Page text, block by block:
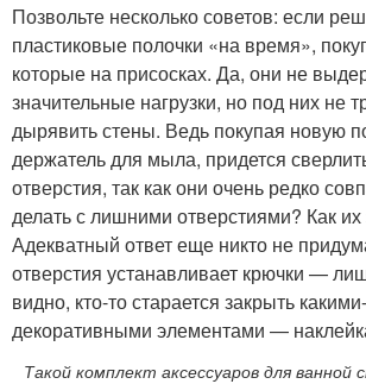
Позвольте несколько советов: если
пластиковые полочки «на время»,
которые на присосках. Да, они не
значительные нагрузки, но под них не
дырявить стены. Ведь покупая новую
держатель для мыла, придется
отверстия, так как они очень редко
делать с лишними отверстиями? Как их
Адекватный ответ еще никто не
отверстия устанавливает крючки —
видно, кто-то старается закрыть
декоративными элементами —
Такой комплект аксессуаров для ванной